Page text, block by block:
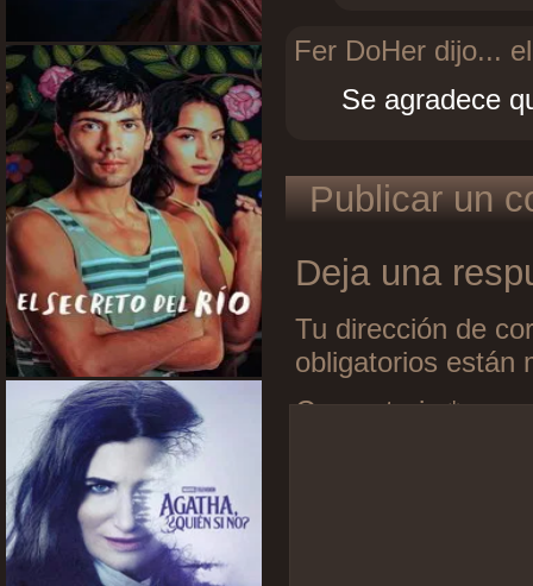
Fer DoHer dijo...
Se agradece
Publicar un
Deja una
Tu dirección de
obligatorios están
Comentario*